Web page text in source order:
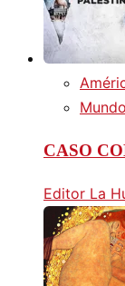
Mundo
CASO
Editor La